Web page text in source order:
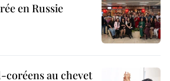
en Russie
coréens au chevet